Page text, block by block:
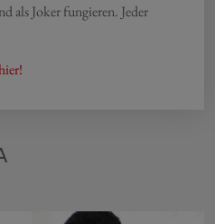
als Joker fungieren. Jeder